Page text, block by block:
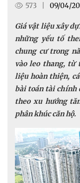
573 09/04/
Giá vật liệu xây
những yếu tố
chung cư trong
vào leo thang, từ
liệu hoàn thiện,
bài toán tài chính
theo xu hướng
phân khúc căn hộ.